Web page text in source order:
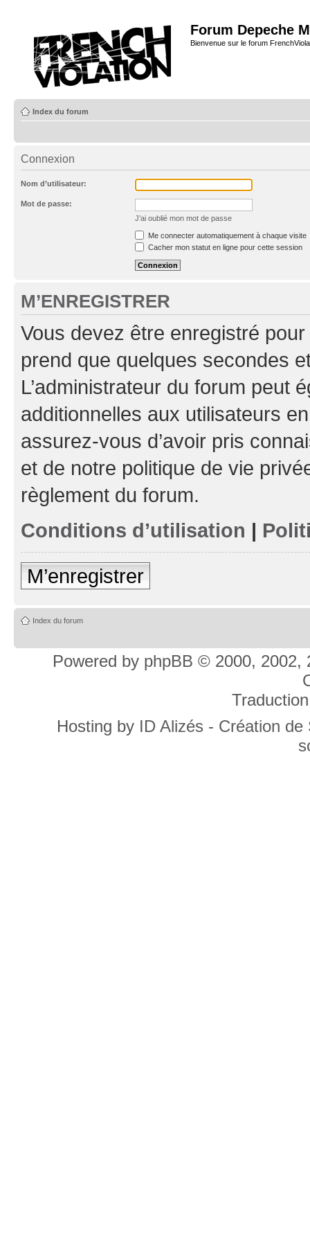
Forum Depeche
Bienvenue sur le forum
Index du forum
Connexion
Nom d’utilisateur:
Mot de passe:
J’ai oublié mon mot de passe
Me connecter automatiquement à chaque visite
Cacher mon statut en ligne pour cette session
M’ENREGISTRER
Vous devez être enregistré
prend que quelques secondes
L’administrateur du forum peut
additionnelles aux utilisateurs
assurez-vous d’avoir pris
et de notre politique de vie
règlement du forum.
Conditions d’utilisation |
M’enregistrer
Index du forum
Powered by phpBB © 2000, 2002,
Hosting by ID Alizés - Création